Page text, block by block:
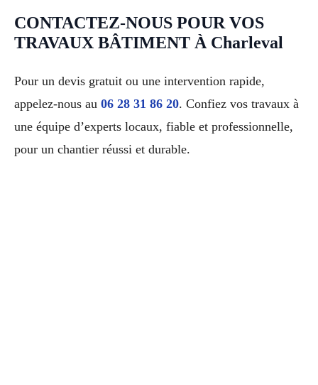
CONTACTEZ-NOUS POUR VOS
TRAVAUX BÂTIMENT À Charleval
Pour un devis gratuit ou une intervention rapide,
appelez-nous au 06 28 31 86 20. Confiez vos travaux à
une équipe d’experts locaux, fiable et professionnelle,
pour un chantier réussi et durable.